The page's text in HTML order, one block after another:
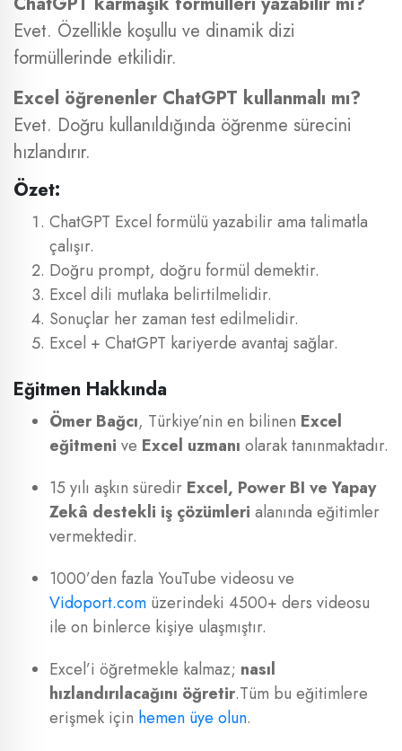
Evet. Özellikle koşullu ve dinamik dizi
formüllerinde etkilidir.
Excel öğrenenler ChatGPT kullanmalı mı?
Evet. Doğru kullanıldığında öğrenme sürecini
hızlandırır.
Özet:
ChatGPT Excel formülü yazabilir ama talimatla
çalışır.
Doğru prompt, doğru formül demektir.
Excel dili mutlaka belirtilmelidir.
Sonuçlar her zaman test edilmelidir.
Excel + ChatGPT kariyerde avantaj sağlar.
Eğitmen Hakkında
Ömer Bağcı, Türkiye’nin en bilinen Excel
eğitmeni ve Excel uzmanı olarak tanınmaktadır.
15 yılı aşkın süredir Excel, Power BI ve Yapay
Zekâ destekli iş çözümleri alanında eğitimler
vermektedir.
1000’den fazla YouTube videosu ve
Vidoport.com üzerindeki 4500+ ders videosu
ile on binlerce kişiye ulaşmıştır.
Excel’i öğretmekle kalmaz; nasıl
hızlandırılacağını öğretir.Tüm bu eğitimlere
erişmek için hemen üye olun.